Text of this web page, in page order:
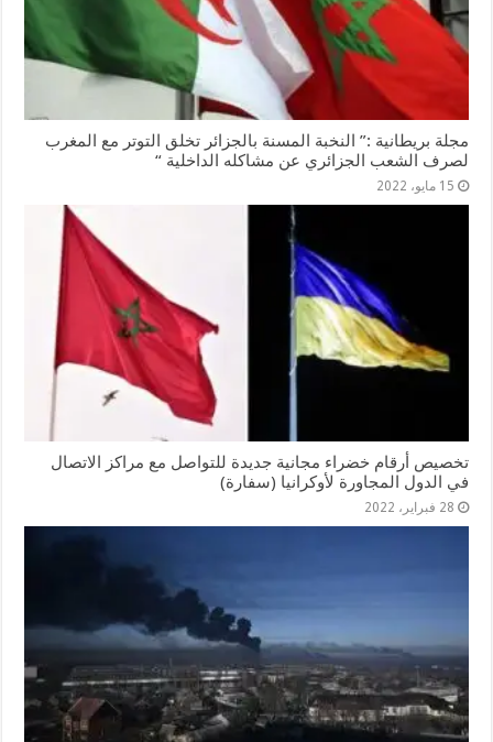
مجلة بريطانية :” النخبة المسنة بالجزائر تخلق التوتر مع المغرب
لصرف الشعب الجزائري عن مشاكله الداخلية “
15 مايو، 2022
تخصيص أرقام خضراء مجانية جديدة للتواصل مع مراكز الاتصال
في الدول المجاورة لأوكرانيا (سفارة)
28 فبراير، 2022